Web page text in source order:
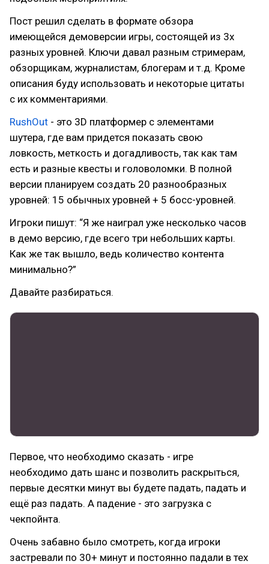
Пост решил сделать в формате обзора
имеющейся демоверсии игры, состоящей из 3х
разных уровней. Ключи давал разным стримерам,
обзорщикам, журналистам, блогерам и т.д. Кроме
описания буду использовать и некоторые цитаты
с их комментариями.
RushOut - это 3D платформер с элементами
шутера, где вам придется показать свою
ловкость, меткость и догадливость, так как там
есть и разные квесты и головоломки. В полной
версии планируем создать 20 разнообразных
уровней: 15 обычных уровней + 5 босс-уровней.
Игроки пишут: “Я же наиграл уже несколько часов
в демо версию, где всего три небольших карты.
Как же так вышло, ведь количество контента
минимально?”
Давайте разбираться.
Первое, что необходимо сказать - игре
необходимо дать шанс и позволить раскрыться,
первые десятки минут вы будете падать, падать и
ещё раз падать. А падение - это загрузка с
чекпойнта.
Очень забавно было смотреть, когда игроки
застревали по 30+ минут и постоянно падали в тех